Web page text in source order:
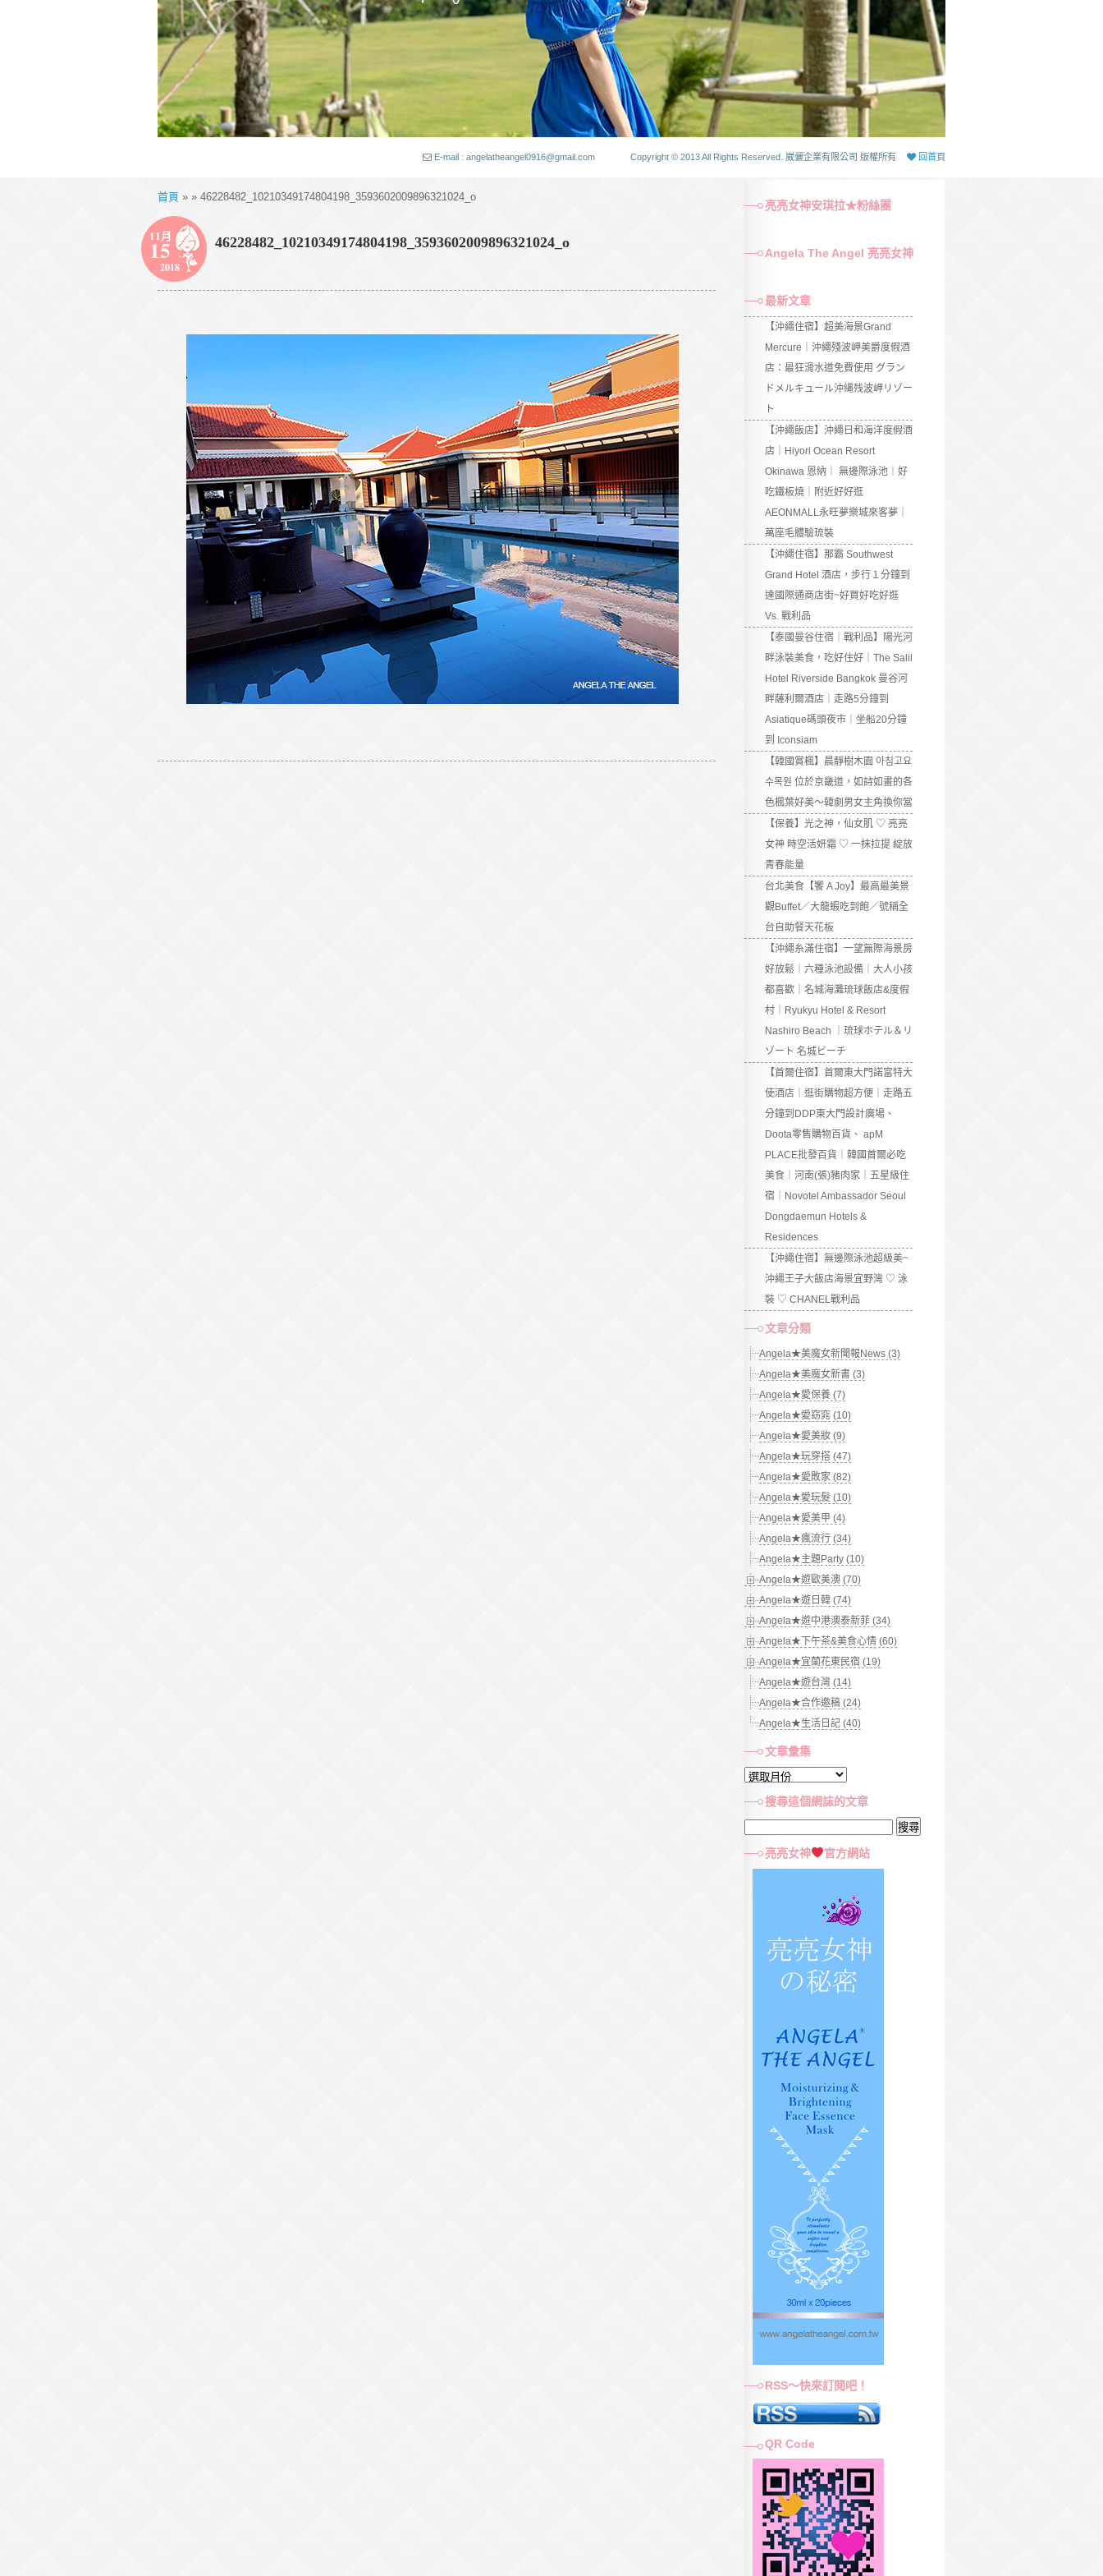
E-mail : angelatheangel0916@gmail.com Copyright © 2013 All Rights Reserved. 崴儷企業有限公司 版權所有 回首頁
首頁 » » 46228482_10210349174804198_3593602009896321024_o
11月
15
2018
46228482_10210349174804198_3593602009896321024_o
亮亮女神安琪拉★粉絲團
Angela The Angel 亮亮女神
最新文章
【沖繩住宿】超美海景Grand
Mercure｜沖繩殘波岬美爵度假酒
店：最狂滑水道免費使用 グラン
ドメルキュール沖縄残波岬リゾー
ト
【沖繩飯店】沖繩日和海洋度假酒
店｜Hiyori Ocean Resort
Okinawa 恩納｜ 無邊際泳池｜好
吃鐵板燒｜附近好好逛
AEONMALL永旺夢樂城來客夢｜
萬座毛體驗琉裝
【沖繩住宿】那霸 Southwest
Grand Hotel 酒店，步行１分鐘到
達國際通商店街~好買好吃好逛
Vs. 戰利品
【泰國曼谷住宿｜戰利品】陽光河
畔泳裝美食，吃好住好｜The Salil
Hotel Riverside Bangkok 曼谷河
畔薩利爾酒店｜走路5分鐘到
Asiatique碼頭夜市｜坐船20分鐘
到 Iconsiam
【韓國賞楓】晨靜樹木園 아침고요
수목원 位於京畿道，如詩如畫的各
色楓葉好美～韓劇男女主角換你當
【保養】光之神，仙女肌 ♡ 亮亮
女神 時空活妍霜 ♡ 一抹拉提 綻放
青春能量
台北美食【饗 A Joy】最高最美景
觀Buffet／大龍蝦吃到飽／號稱全
台自助餐天花板
【沖繩糸滿住宿】一望無際海景房
好放鬆｜六種泳池設備｜大人小孩
都喜歡｜名城海灘琉球飯店&度假
村｜Ryukyu Hotel & Resort
Nashiro Beach ｜琉球ホテル＆リ
ゾート 名城ビーチ
【首爾住宿】首爾東大門諾富特大
使酒店｜逛街購物超方便｜走路五
分鐘到DDP東大門設計廣場、
Doota零售購物百貨、 apM
PLACE批發百貨｜韓國首爾必吃
美食｜河南(張)豬肉家｜五星級住
宿｜Novotel Ambassador Seoul
Dongdaemun Hotels &
Residences
【沖繩住宿】無邊際泳池超級美~
沖繩王子大飯店海景宜野灣 ♡ 泳
裝 ♡ CHANEL戰利品
文章分類
Angela★美魔女新聞報News (3)
Angela★美魔女新書 (3)
Angela★愛保養 (7)
Angela★愛窈窕 (10)
Angela★愛美妝 (9)
Angela★玩穿搭 (47)
Angela★愛敗家 (82)
Angela★愛玩髮 (10)
Angela★愛美甲 (4)
Angela★瘋流行 (34)
Angela★主題Party (10)
Angela★遊歐美澳 (70)
Angela★遊日韓 (74)
Angela★遊中港澳泰新菲 (34)
Angela★下午茶&美食心情 (60)
Angela★宜蘭花東民宿 (19)
Angela★遊台灣 (14)
Angela★合作邀稿 (24)
Angela★生活日記 (40)
文章彙集
文
彙
集
搜尋這個網誌的文章
關
亮亮女神 官方網站
RSS～快來訂閱吧！
QR Code